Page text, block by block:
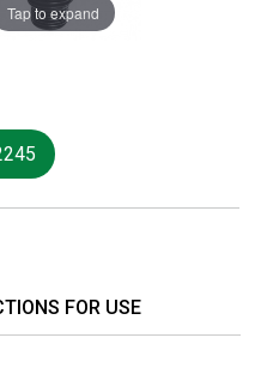
Tap to expand
FOR USE